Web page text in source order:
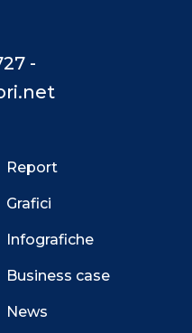
-
Report
Grafici
Infografiche
Business case
News